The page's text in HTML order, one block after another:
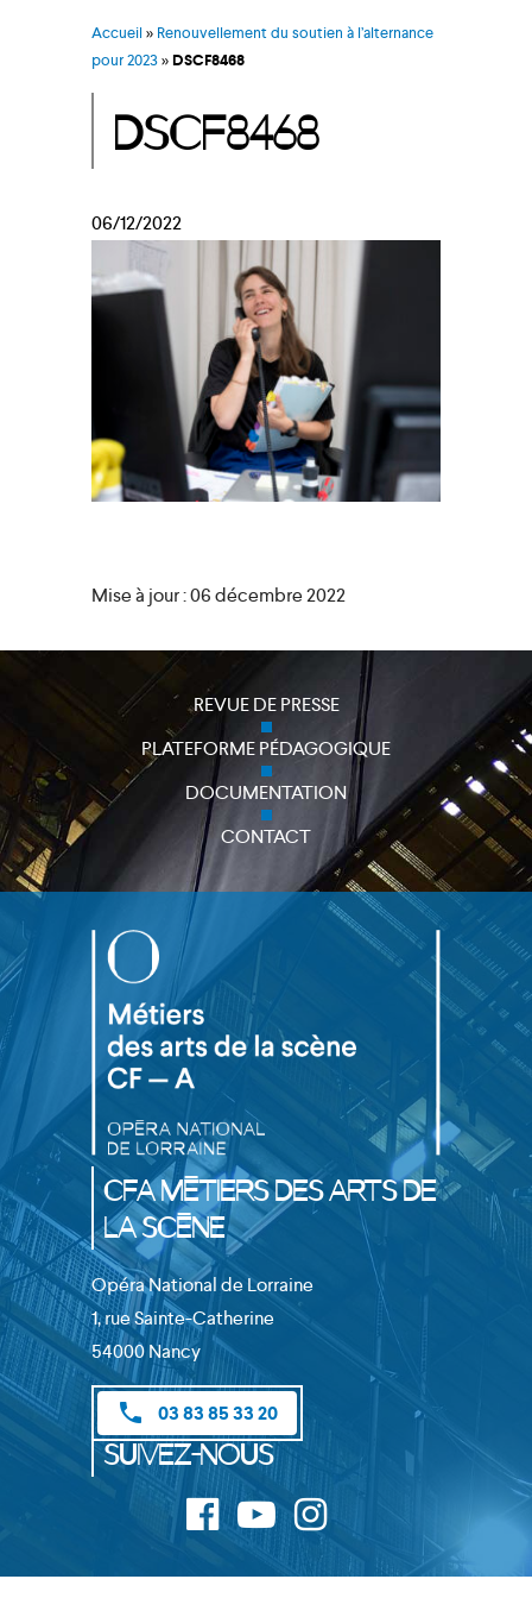
Accueil» Renouvellement du soutien à l’alternance
pour 2023»DSCF8468
DSCF8468
06/12/2022
Mise à jour : 06 décembre 2022
REVUE DE PRESSE
PLATEFORME PÉDAGOGIQUE
DOCUMENTATION
CONTACT
CFA Métiers des Arts de
la Scène
Opéra National de Lorraine
1, rue Sainte-Catherine
54000 Nancy
phone 03 83 85 33 20
Suivez-nous